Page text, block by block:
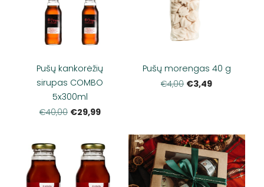
Pušų kankorėžių
sirupas COMBO
5x300ml
€40,00 €29,99
Pušų morengas 40 g
€4,00 €3,49